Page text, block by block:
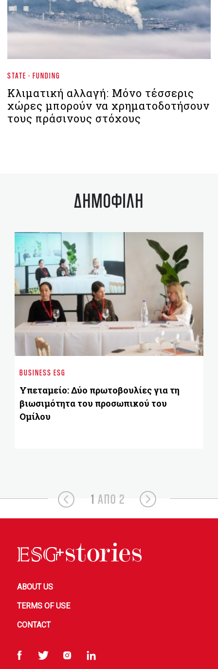
STATE - FUNDING
Κλιματική αλλαγή: Μόνο τέσσερις
χώρες μπορούν να χρηματοδοτήσουν
τους πράσινους στόχους
ΔΗΜΟΦΙΛΗ
BUSINESS ESG
Υπεταμείο: Δύο πρωτοβουλίες για τη
βιωσιμότητα του προσωπικού του
Ομίλου
1 ΑΠΟ 2
ABOUT US
TERMS OF USE
CONTACT